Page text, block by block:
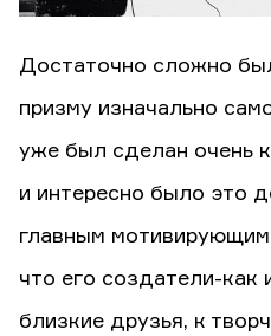
Достаточно сложно
призму изначально
уже был сделан очень
и интересно было это
главным
что его создатели-как
близкие друзья, к